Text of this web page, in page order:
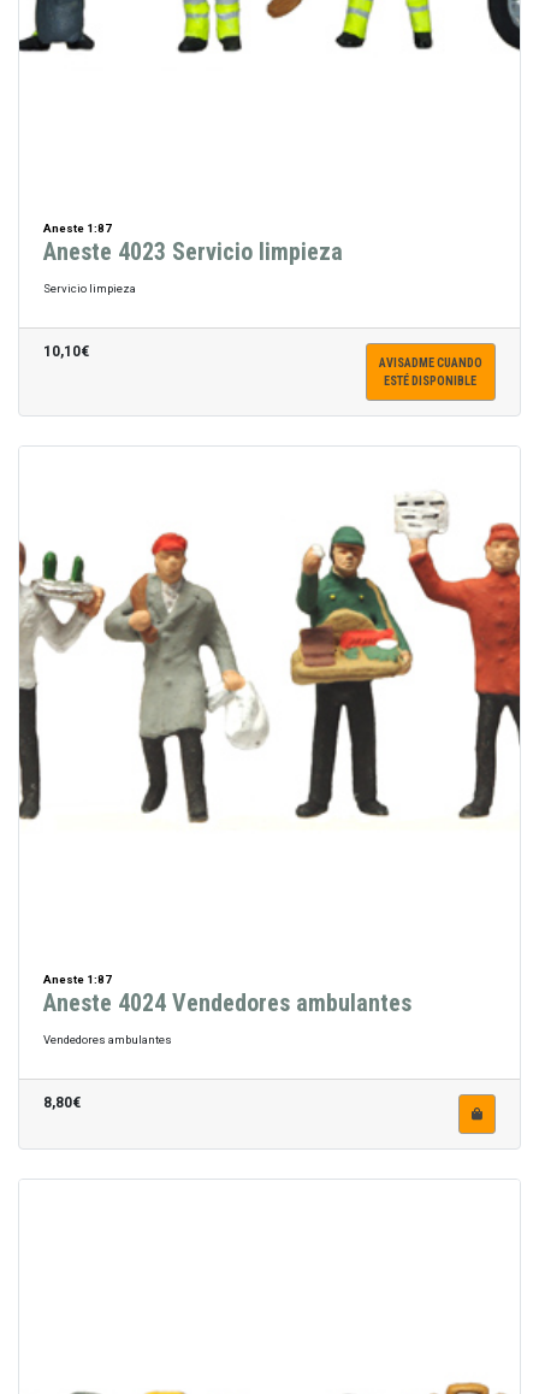
Aneste 1:87
Aneste 4023 Servicio limpieza
Servicio limpieza
10,10€
AVISADME CUANDO
ESTÉ DISPONIBLE
Aneste 1:87
Aneste 4024 Vendedores ambulantes
Vendedores ambulantes
8,80€